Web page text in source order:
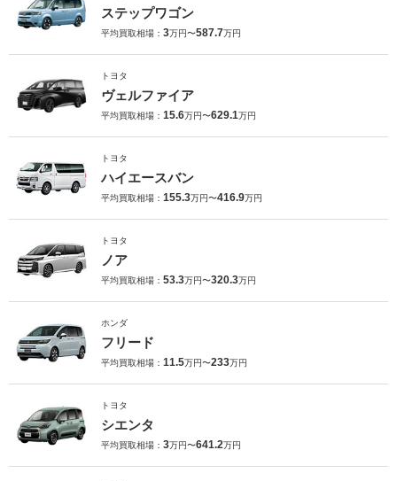
ステップワゴン
平均買取相場： 3万円〜587.7万円
トヨタ
ヴェルファイア
平均買取相場： 15.6万円〜629.1万円
トヨタ
ハイエースバン
平均買取相場： 155.3万円〜416.9万円
トヨタ
ノア
平均買取相場： 53.3万円〜320.3万円
ホンダ
フリード
平均買取相場： 11.5万円〜233万円
トヨタ
シエンタ
平均買取相場： 3万円〜641.2万円